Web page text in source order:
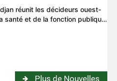
réunit les décideurs ouest-
santé et de la fonction publique
l’avenir des systèmes de santé
Plus de Nouvelles